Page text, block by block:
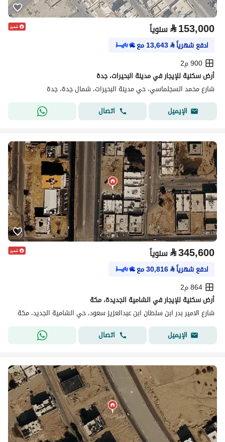
⃁153,000 سنوياً
ادفع شهرياً⃁
13,643مع
900 م2
أرض سكنية للإيجار في مدينة البحيرات، جدة
شارع محمد السجلماسي، حي مدينة البحيرات، شمال جدة، جدة
الإيميل
اتصال
⃁345,600 سنوياً
ادفع شهرياً⃁
30,816مع
864 م2
أرض سكنية للإيجار في الشامية الجديدة، مكة
شارع الامير بدر ابن سلطان ابن عبدالعزيز سعود، حي الشامية الجديد، مكة
الإيميل
اتصال